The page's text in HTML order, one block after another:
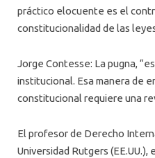
práctico elocuente es el
constitucionalidad de las
Jorge Contesse: La pugna,
institucional. Esa manera de
constitucional requiere una
El profesor de Derecho
Universidad Rutgers (EE.UU.),